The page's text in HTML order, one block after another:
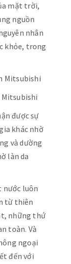
mặt trời,
nguồn
nhân
khỏe, trong
Mitsubishi
Mitsubishi
được sự
khác nhờ
và dường
làn da
nước luôn
từ thiên
những thứ
toàn. Và
ngoại
đến với